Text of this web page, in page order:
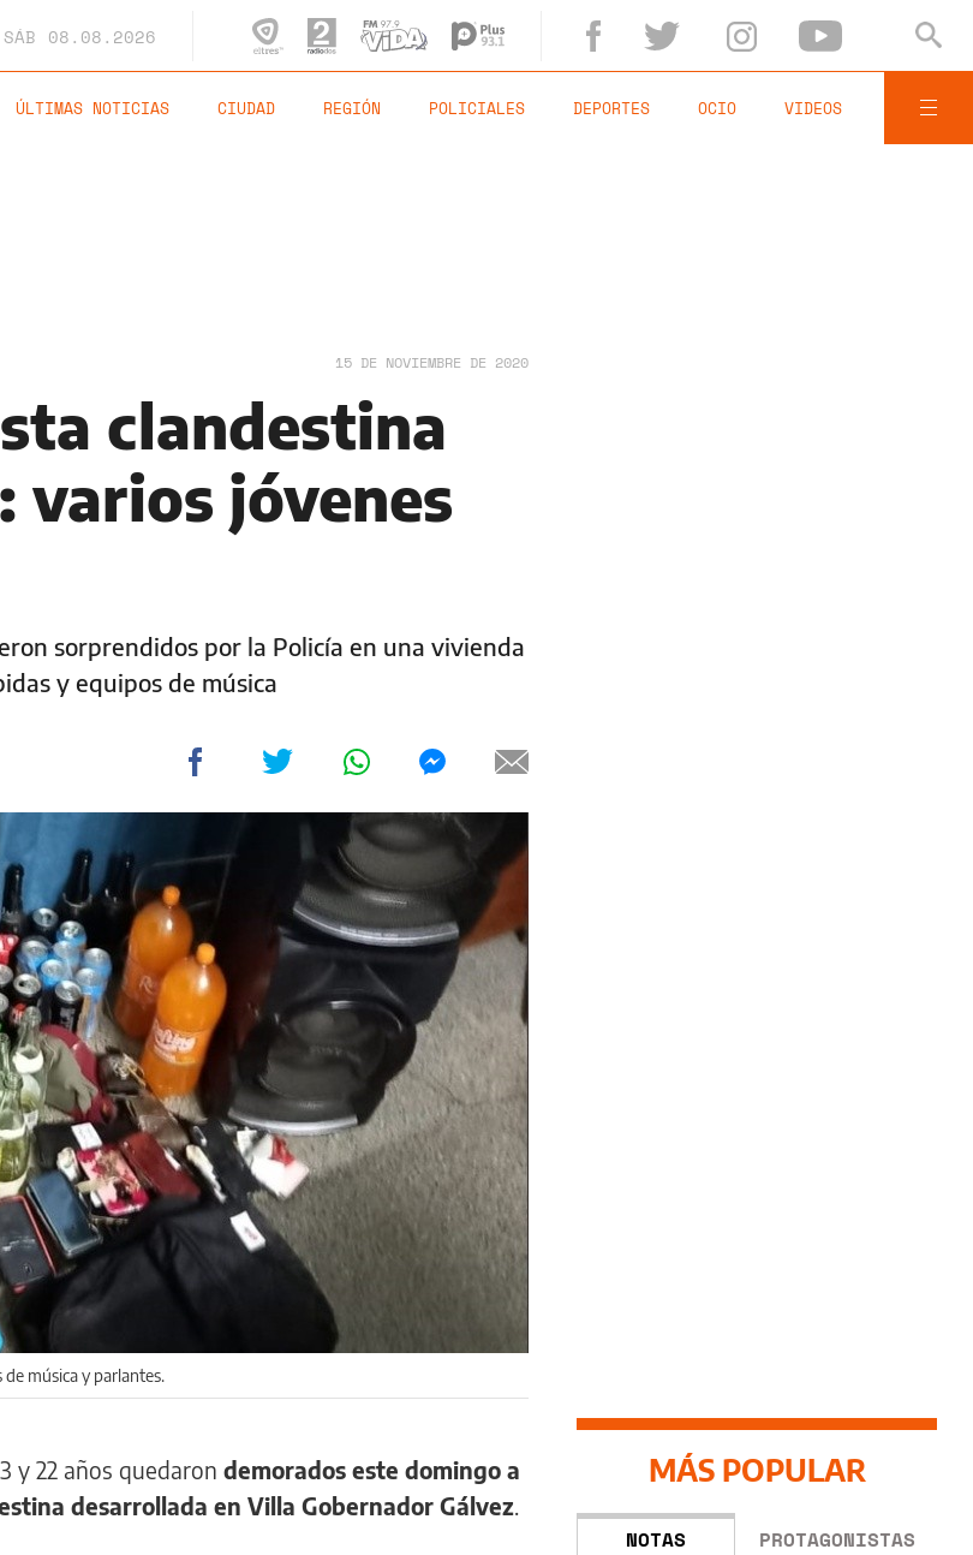
SÁB 08.08.2026
ÚLTIMAS NOTICIAS CIUDAD REGIÓN POLICIALES DEPORTES OCIO VIDEOS
15 DE NOVIEMBRE DE 2020
clandestina
varios jóvenes
sorprendidos por la Policía en una vivienda
y equipos de música
música y parlantes.
y 22 años quedaron demorados este domingo a
desarrollada en Villa Gobernador Gálvez
MÁS POPULAR
NOTAS PROTAGONISTAS